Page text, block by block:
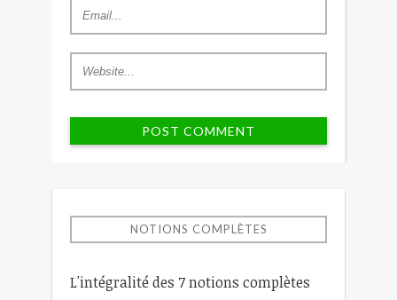
NOTIONS COMPLÈTES
L'intégralité des 7 notions complètes